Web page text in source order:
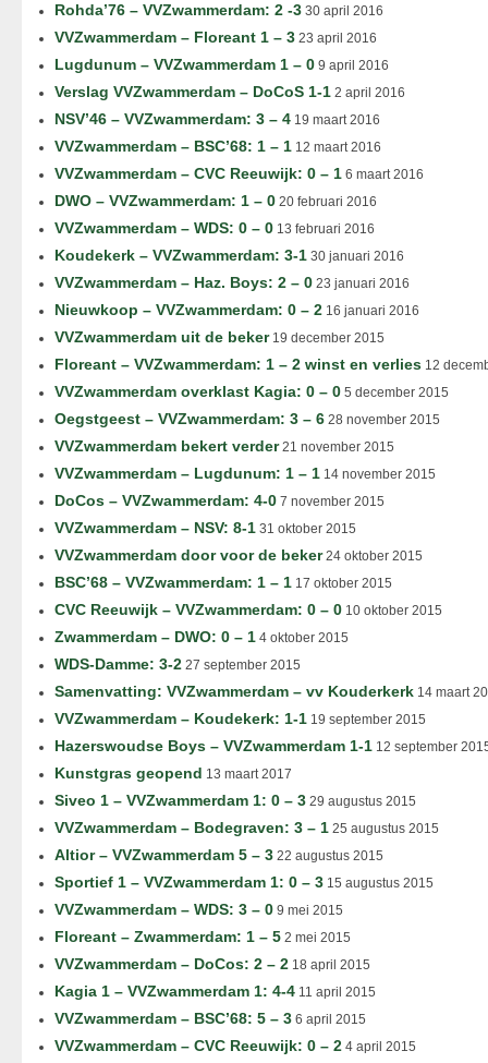
Rohda’76 – VVZwammerdam: 2 -3 30 april 2016
VVZwammerdam – Floreant 1 – 3 23 april 2016
Lugdunum – VVZwammerdam 1 – 0 9 april 2016
Verslag VVZwammerdam – DoCoS 1-1 2 april 2016
NSV’46 – VVZwammerdam: 3 – 4 19 maart 2016
VVZwammerdam – BSC’68: 1 – 1 12 maart 2016
VVZwammerdam – CVC Reeuwijk: 0 – 1 6 maart 2016
DWO – VVZwammerdam: 1 – 0 20 februari 2016
VVZwammerdam – WDS: 0 – 0 13 februari 2016
Koudekerk – VVZwammerdam: 3-1 30 januari 2016
VVZwammerdam – Haz. Boys: 2 – 0 23 januari 2016
Nieuwkoop – VVZwammerdam: 0 – 2 16 januari 2016
VVZwammerdam uit de beker19 december 2015
Floreant – VVZwammerdam: 1 – 2 winst en verlies 12
VVZwammerdam overklast Kagia: 0 – 0 5 december 2015
Oegstgeest – VVZwammerdam: 3 – 6 28 november 2015
VVZwammerdam bekert verder21 november 2015
VVZwammerdam – Lugdunum: 1 – 1 14 november 2015
DoCos – VVZwammerdam: 4-0 7 november 2015
VVZwammerdam – NSV: 8-1 31 oktober 2015
VVZwammerdam door voor de beker24 oktober 2015
BSC’68 – VVZwammerdam: 1 – 1 17 oktober 2015
CVC Reeuwijk – VVZwammerdam: 0 – 0 10 oktober 2015
Zwammerdam – DWO: 0 – 1 4 oktober 2015
WDS-Damme: 3-2 27 september 2015
Samenvatting: VVZwammerdam – vv Kouderkerk 14 maart
VVZwammerdam – Koudekerk: 1-1 19 september 2015
Hazerswoudse Boys – VVZwammerdam 1-1 12 september
Kunstgras geopend 13 maart 2017
Siveo 1 – VVZwammerdam 1: 0 – 3 29 augustus 2015
VVZwammerdam – Bodegraven: 3 – 1 25 augustus 2015
Altior – VVZwammerdam 5 – 3 22 augustus 2015
Sportief 1 – VVZwammerdam 1: 0 – 3 15 augustus 2015
VVZwammerdam – WDS: 3 – 0 9 mei 2015
Floreant – Zwammerdam: 1 – 5 2 mei 2015
VVZwammerdam – DoCos: 2 – 2 18 april 2015
Kagia 1 – VVZwammerdam 1: 4-4 11 april 2015
VVZwammerdam – BSC’68: 5 – 3 6 april 2015
VVZwammerdam – CVC Reeuwijk: 0 – 2 4 april 2015